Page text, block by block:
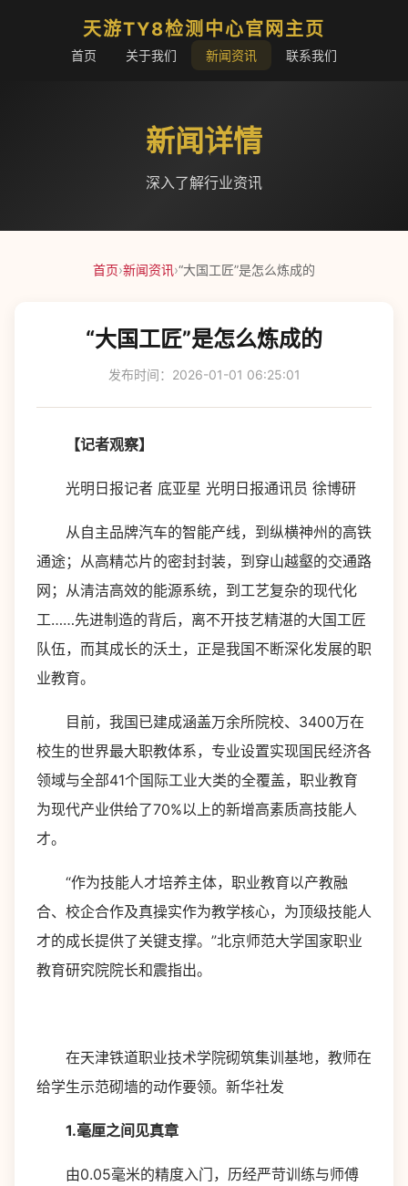
天游TY8检测中心官网主页
首页 关于我们 新闻资讯 联系我们
新闻详情
深入了解行业资讯
首页›新闻资讯›“大国工匠”是怎么炼成的
“大国工匠”是怎么炼成的
发布时间：2026-01-01 06:25:01
【记者观察】
光明日报记者 底亚星 光明日报通讯员 徐博研
从自主品牌汽车的智能产线，到纵横神州的高铁
通途；从高精芯片的密封封装，到穿山越壑的交通路
网；从清洁高效的能源系统，到工艺复杂的现代化
工……先进制造的背后，离不开技艺精湛的大国工匠
队伍，而其成长的沃土，正是我国不断深化发展的职
业教育。
目前，我国已建成涵盖万余所院校、3400万在
校生的世界最大职教体系，专业设置实现国民经济各
领域与全部41个国际工业大类的全覆盖，职业教育
为现代产业供给了70%以上的新增高素质高技能人
才。
“作为技能人才培养主体，职业教育以产教融
合、校企合作及真操实作为教学核心，为顶级技能人
才的成长提供了关键支撑。”北京师范大学国家职业
教育研究院院长和震指出。
在天津铁道职业技术学院砌筑集训基地，教师在
给学生示范砌墙的动作要领。新华社发
1.毫厘之间见真章
由0.05毫米的精度入门，历经严苛训练与师傅